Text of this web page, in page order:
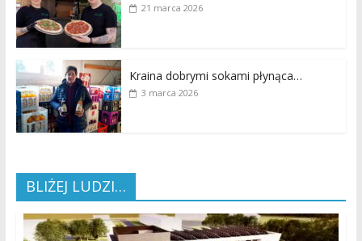
21 marca 2026
Kraina dobrymi sokami płynąca…
3 marca 2026
BLIŻEJ LUDZI…